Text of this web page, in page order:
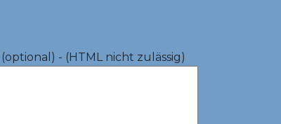
- (HTML nicht zulässig)